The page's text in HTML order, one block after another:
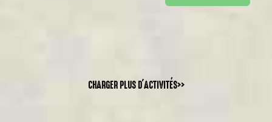
CHARGER PLUS D'ACTIVITÉS>>